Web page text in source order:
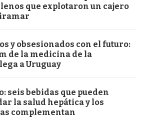
que explotaron un cajero
y obsesionados con el futuro:
de la medicina de la
a Uruguay
seis bebidas que pueden
la salud hepática y los
complementan